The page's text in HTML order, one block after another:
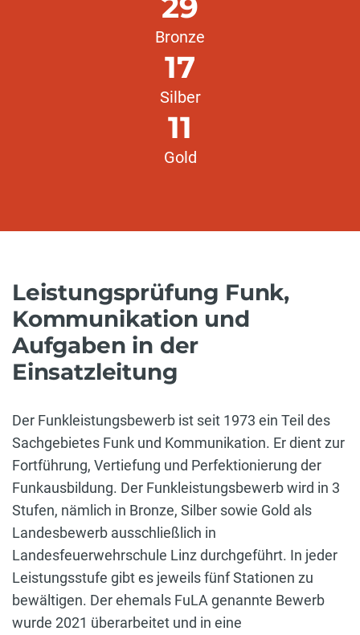
Bronze
17
Silber
11
Gold
Leistungsprüfung Funk,
Kommunikation und
Aufgaben in der
Einsatzleitung
Der Funkleistungsbewerb ist seit 1973 ein Teil des
Sachgebietes Funk und Kommunikation. Er dient zur
Fortführung, Vertiefung und Perfektionierung der
Funkausbildung. Der Funkleistungsbewerb wird in 3
Stufen, nämlich in Bronze, Silber sowie Gold als
Landesbewerb ausschließlich in
Landesfeuerwehrschule Linz durchgeführt. In jeder
Leistungsstufe gibt es jeweils fünf Stationen zu
bewältigen. Der ehemals FuLA genannte Bewerb
wurde 2021 überarbeitet und in eine